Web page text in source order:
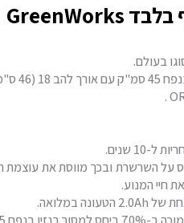
בעולם.
ס"מ).
על השרשרת ובכך מווסת את עוצמת
חיי המנוע.